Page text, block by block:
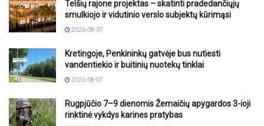
Telšių rajone projektas – skatinti pradedančiųjų
smulkiojo ir vidutinio verslo subjektų kūrimąsi
2026-08-07
Kretingoje, Penkininkų gatvėje bus nutiesti
vandentiekio ir buitinių nuotekų tinklai
2026-08-07
Rugpjūčio 7–9 dienomis Žemaičių apygardos 3-ioji
rinktinė vykdys karines pratybas